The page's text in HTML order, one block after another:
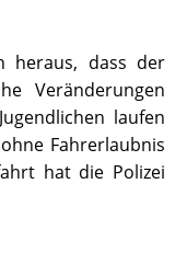
heraus, dass der
Veränderungen
laufen
Fahrerlaubnis
hat die Polizei